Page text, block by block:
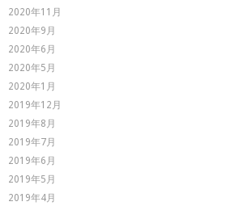
2020年11月
2020年9月
2020年6月
2020年5月
2020年1月
2019年12月
2019年8月
2019年7月
2019年6月
2019年5月
2019年4月